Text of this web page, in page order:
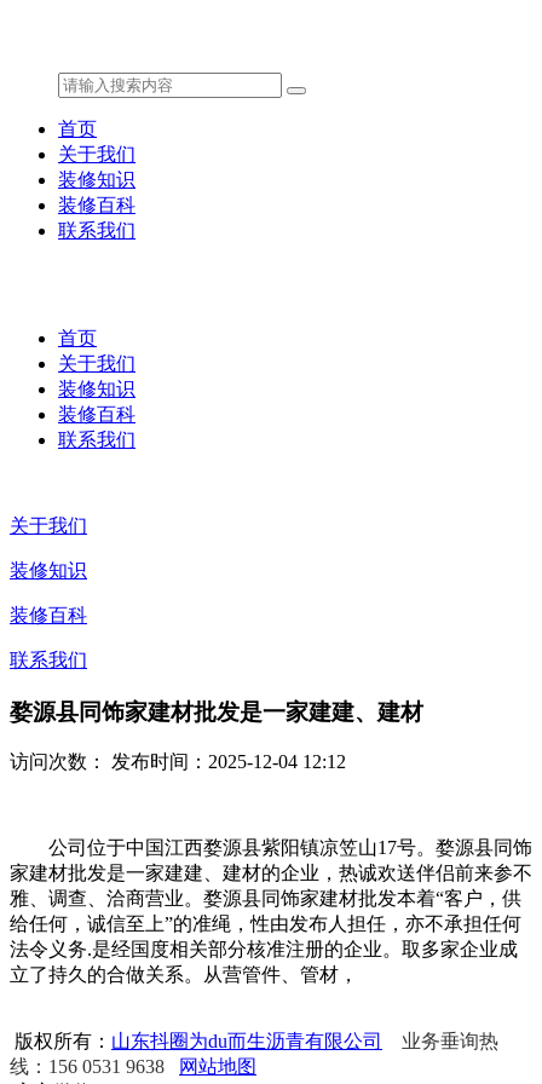
首页
关于我们
装修知识
装修百科
联系我们
首页
关于我们
装修知识
装修百科
联系我们
关于我们
装修知识
装修百科
联系我们
婺源县同饰家建材批发是一家建建、建材
访问次数： 发布时间：2025-12-04 12:12
公司位于中国江西婺源县紫阳镇凉笠山17号。婺源县同饰
家建材批发是一家建建、建材的企业，热诚欢送伴侣前来参不
雅、调查、洽商营业。婺源县同饰家建材批发本着“客户，供
给任何，诚信至上”的准绳，性由发布人担任，亦不承担任何
法令义务.是经国度相关部分核准注册的企业。取多家企业成
立了持久的合做关系。从营管件、管材，
版权所有： 山东抖圈为du而生沥青有限公司
业务垂询热
线：156 0531 9638
网站地图